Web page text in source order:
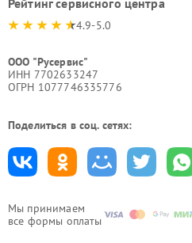
Мы принимаем
все формы оплаты
Рейтинг сервисного центра
4.9-5.0
ООО "Русервис"
ИНН 7702633247
ОГРН 1077746335776
Поделиться в соц. сетях: